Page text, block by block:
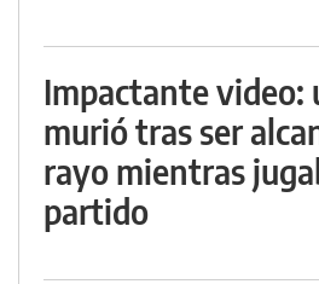
Impactante
murió tras ser
rayo mientras
partido